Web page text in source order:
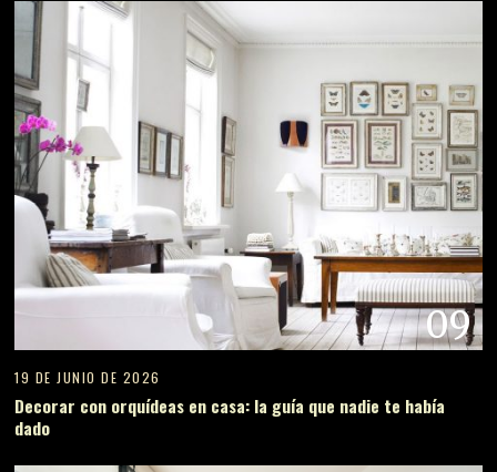
09
19 DE JUNIO DE 2026
Decorar con orquídeas en casa: la guía que nadie te había
dado